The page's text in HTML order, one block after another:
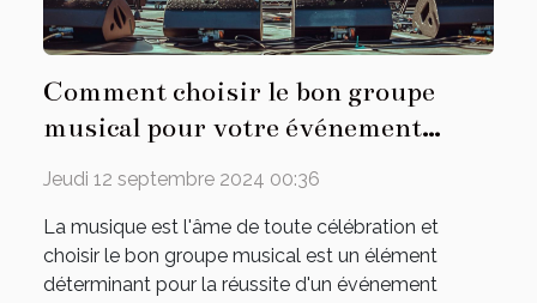
Comment choisir le bon groupe
musical pour votre événement
spécial
Jeudi 12 septembre 2024 00:36
La musique est l'âme de toute célébration et
choisir le bon groupe musical est un élément
déterminant pour la réussite d'un événement